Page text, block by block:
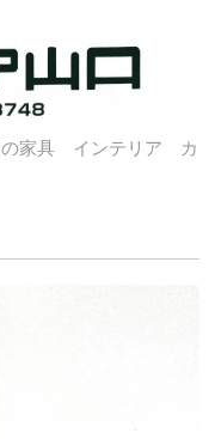
の家具 インテリア カ